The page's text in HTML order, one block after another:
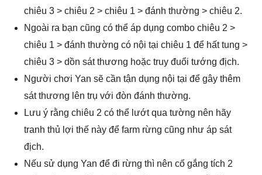
chiêu 3 > chiêu 2 > chiêu 1 > đánh thường > chiêu 2.
Ngoài ra bạn cũng có thể áp dụng combo chiêu 2 >
chiêu 1 > đánh thường có nội tại chiêu 1 để hất tung >
chiêu 3 > dồn sát thương hoặc truy đuổi tướng địch.
Người chơi Yan sẽ cần tận dụng nội tại để gây thêm
sát thương lên trụ với đòn đánh thường.
Lưu ý rằng chiêu 2 có thể lướt qua tường nên hãy
tranh thủ lợi thế này để farm rừng cũng như áp sát
địch.
Nếu sử dụng Yan để đi rừng thì nên cố gắng tích 2